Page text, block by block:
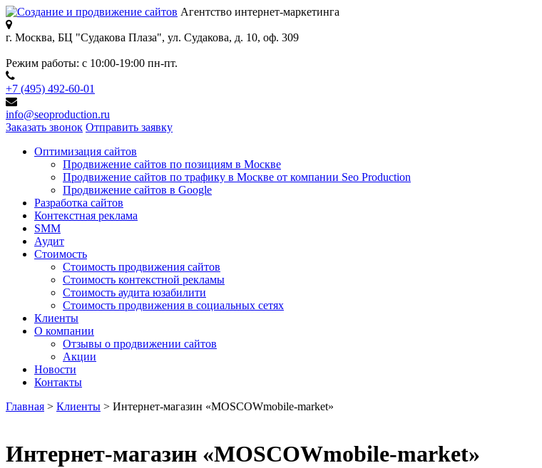
Агентство интернет-маркетинга
г. Москва, БЦ "Судакова Плаза", ул. Судакова, д. 10, оф. 309
Режим работы: с 10:00-19:00 пн-пт.
+7 (495) 492-60-01
info@seoproduction.ru
Заказать звонок Отправить заявку
Оптимизация сайтов
Продвижение сайтов по позициям в Москве
Продвижение сайтов по трафику в Москве от компании Seo Production
Продвижение сайтов в Google
Разработка сайтов
Контекстная реклама
SMM
Аудит
Стоимость
Стоимость продвижения сайтов
Стоимость контекстной рекламы
Стоимость аудита юзабилити
Стоимость продвижения в социальных сетях
Клиенты
О компании
Отзывы о продвижении сайтов
Акции
Новости
Контакты
Главная > Клиенты > Интернет-магазин «MOSCOWmobile-market»
Интернет-магазин «MOSCOWmobile-market»